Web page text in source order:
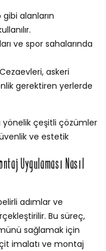
alanların
ve spor sahalarında
askeri
gerektiren yerlerde
yönelik çeşitli çözümler
ve estetik
Uygulaması Nasıl
adımlar ve
Bu süreç,
sağlamak için
imalatı ve montaj